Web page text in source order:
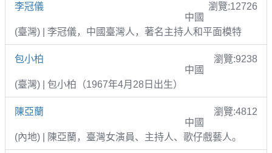
李冠儀
瀏覽:12726
中國
(臺灣) | 李冠儀，中國臺灣人，著名主持人和平面模特
包小柏
瀏覽:9238
中國
(臺灣) | 包小柏（1967年4月28日出生）
陳亞蘭
瀏覽:4812
中國
(內地) | 陳亞蘭，臺灣女演員、主持人、歌仔戲藝人。